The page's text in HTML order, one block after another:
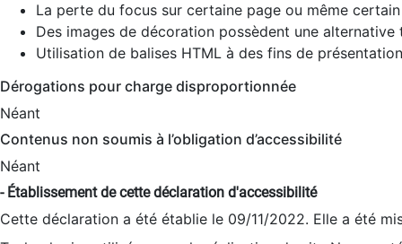
La perte du focus sur certaine page ou même
Des images de décoration possèdent une alternative
Utilisation de balises HTML à des fins de
Dérogations pour charge disproportionnée
Néant
Contenus non soumis à l’obligation d’accessibilité
Néant
- Établissement de cette déclaration d'accessibilité
Cette déclaration a été établie le 09/11/2022. Elle a été